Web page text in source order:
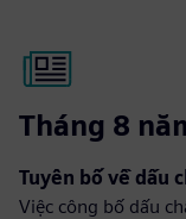
Tháng 8
Tuyên bố về dấu
Việc công bố dấu